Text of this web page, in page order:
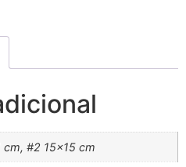
cm, #2 15×15 cm